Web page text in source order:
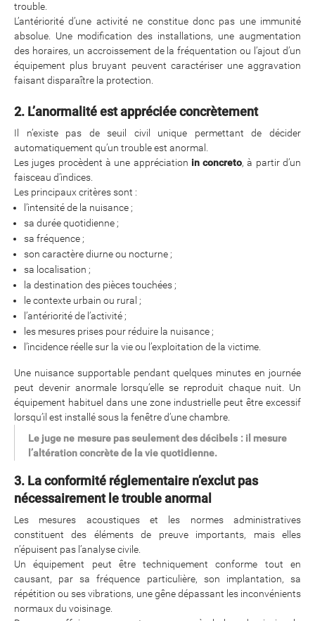
trouble.
L’antériorité d’une activité ne constitue donc pas une immunité
absolue. Une modification des installations, une augmentation
des horaires, un accroissement de la fréquentation ou l’ajout d’un
équipement plus bruyant peuvent caractériser une aggravation
faisant disparaître la protection.
2. L’anormalité est appréciée concrètement
Il n’existe pas de seuil civil unique permettant de décider
automatiquement qu’un trouble est anormal.
Les juges procèdent à une appréciation in concreto, à partir d’un
faisceau d’indices.
Les principaux critères sont :
l’intensité de la nuisance ;
sa durée quotidienne ;
sa fréquence ;
son caractère diurne ou nocturne ;
sa localisation ;
la destination des pièces touchées ;
le contexte urbain ou rural ;
l’antériorité de l’activité ;
les mesures prises pour réduire la nuisance ;
l’incidence réelle sur la vie ou l’exploitation de la victime.
Une nuisance supportable pendant quelques minutes en journée
peut devenir anormale lorsqu’elle se reproduit chaque nuit. Un
équipement habituel dans une zone industrielle peut être excessif
lorsqu’il est installé sous la fenêtre d’une chambre.
Le juge ne mesure pas seulement des décibels : il mesure
l’altération concrète de la vie quotidienne.
3. La conformité réglementaire n’exclut pas
nécessairement le trouble anormal
Les mesures acoustiques et les normes administratives
constituent des éléments de preuve importants, mais elles
n’épuisent pas l’analyse civile.
Un équipement peut être techniquement conforme tout en
causant, par sa fréquence particulière, son implantation, sa
répétition ou ses vibrations, une gêne dépassant les inconvénients
normaux du voisinage.